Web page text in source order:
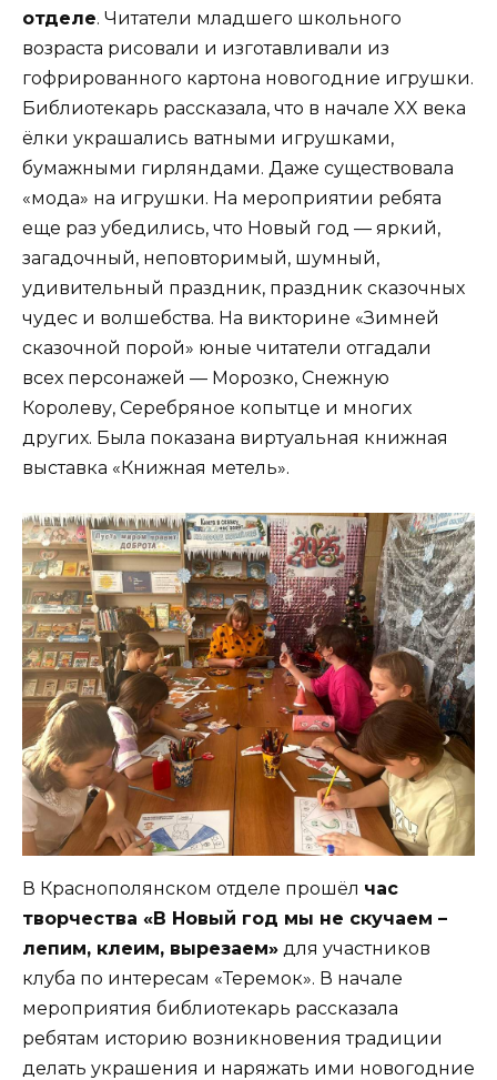
отделе. Читатели младшего школьного
возраста рисовали и изготавливали из
гофрированного картона новогодние игрушки.
Библиотекарь рассказала, что в начале XX века
ёлки украшались ватными игрушками,
бумажными гирляндами. Даже существовала
«мода» на игрушки. На мероприятии ребята
еще раз убедились, что Новый год — яркий,
загадочный, неповторимый, шумный,
удивительный праздник, праздник сказочных
чудес и волшебства. На викторине «Зимней
сказочной порой» юные читатели отгадали
всех персонажей — Морозко, Снежную
Королеву, Серебряное копытце и многих
других. Была показана виртуальная книжная
выставка «Книжная метель».
В Краснополянском отделе прошёл час
творчества «В Новый год мы не скучаем –
лепим, клеим, вырезаем» для участников
клуба по интересам «Теремок». В начале
мероприятия библиотекарь рассказала
ребятам историю возникновения традиции
делать украшения и наряжать ими новогодние